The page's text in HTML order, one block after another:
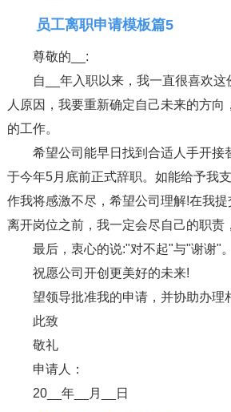
员工离职申请模板篇5
尊敬的__:
自__年入职以来，我一直很喜欢
人原因，我要重新确定自己未来的方向
的工作。
希望公司能早日找到合适人手开接
于今年5月底前正式辞职。如能给予我
作我将感激不尽，希望公司理解!在我
离开岗位之前，我一定会尽自己的职责
最后，衷心的说:"对不起"与"谢谢"。
祝愿公司开创更美好的未来!
望领导批准我的申请，并协助办理
此致
敬礼
申请人：
20__年__月__日